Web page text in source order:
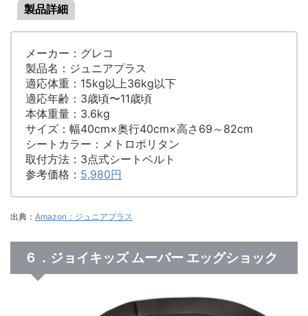
製品詳細
メーカー：グレコ
製品名：ジュニアプラス
適応体重：15kg以上36kg以下
適応年齢：3歳頃〜11歳頃
本体重量：3.6kg
サイズ：幅40cm×奥行40cm×高さ69～82cm
シートカラー：メトロポリタン
取付方法：3点式シートベルト
参考価格： 5,980円
出典： Amazon：ジュニアプラス
６．ジョイキッズ ムーバー エッグショック